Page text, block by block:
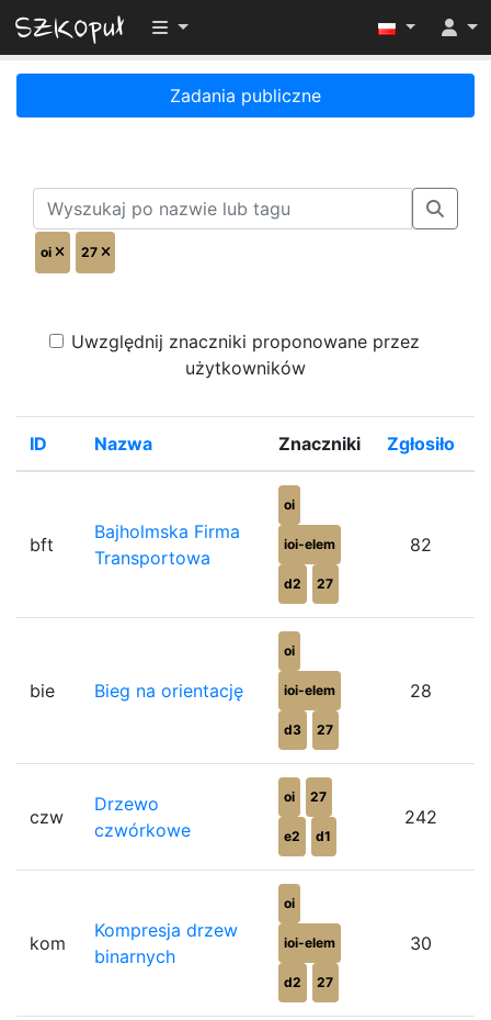
Przełącz widoczność menu
Zadania publiczne
oi 27
Uwzględnij znaczniki proponowane przez
użytkowników
ID Nazwa Znaczniki Zgłosiło
bft
Bajholmska Firma
Transportowa
oi
ioi-elem
d2 27
82
bie Bieg na orientację
oi
ioi-elem
d3 27
28
czw
Drzewo
czwórkowe
oi 27
e2 d1
242
kom
Kompresja drzew
binarnych
oi
ioi-elem
d2 27
30